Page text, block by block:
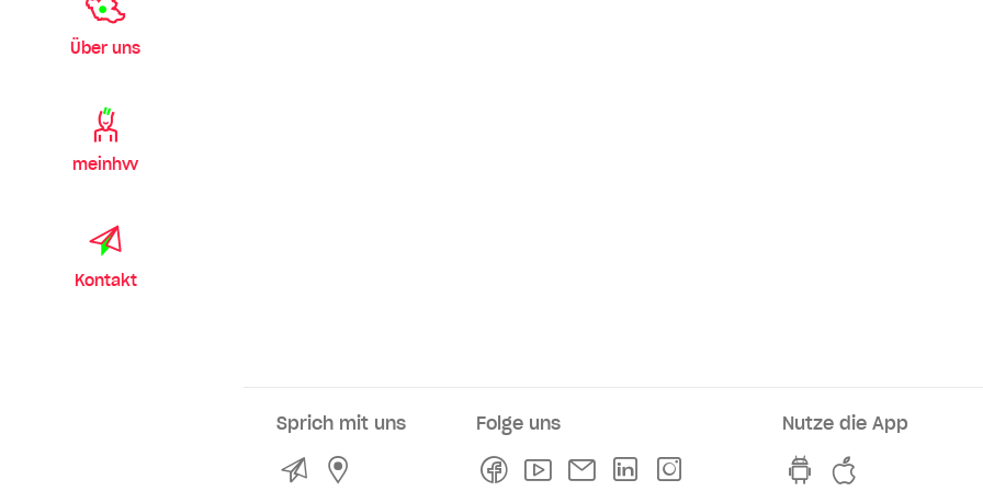
Über uns
meinhvv
Kontakt
Sprich mit uns
KontaktService- und Verkaufsstellen
Folge uns
FacebookYoutubeNewsletterLinkedln
Nutze die App
hvv switch App